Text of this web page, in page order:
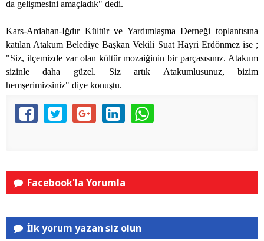
da gelişmesini amaçladık" dedi.
Kars-Ardahan-Iğdır Kültür ve Yardımlaşma Derneği toplantısına
katılan Atakum Belediye Başkan Vekili Suat Hayri Erdönmez ise ;
"Siz, ilçemizde var olan kültür mozaiğinin bir parçasısınız. Atakum
sizinle daha güzel. Siz artık Atakumlusunuz, bizim
hemşerimizsiniz" diye konuştu.
Facebook'la Yorumla
İlk yorum yazan siz olun